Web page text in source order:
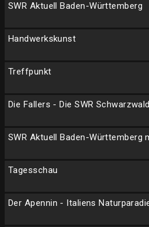
SWR Aktuell Baden-Württemberg
Handwerkskunst
Treffpunkt
Die Fallers - Die SWR
SWR Aktuell Baden-Württemberg
Tagesschau
Der Apennin - Italiens